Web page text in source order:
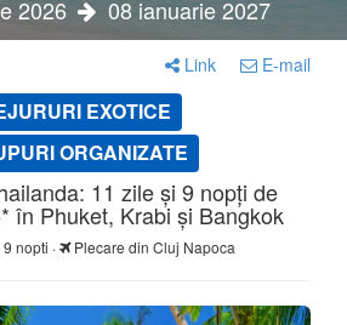
2026 08 ianuarie 2027
Link E-mail
EXOTICE
ORGANIZATE
11 zile și 9 nopți de
în Phuket, Krabi și Bangkok
9 nopti · Plecare din Cluj Napoca